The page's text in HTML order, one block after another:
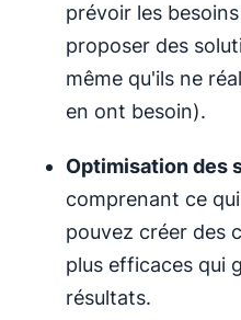
prévoir les
proposer des
même qu'ils ne
en ont besoin).
Optimisation des
comprenant ce
pouvez créer des
plus efficaces qui
résultats.